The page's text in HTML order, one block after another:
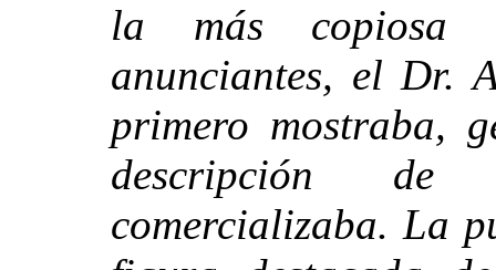
la más copiosa
anunciantes, el Dr.
primero mostraba,
descripción de
comercializaba. La